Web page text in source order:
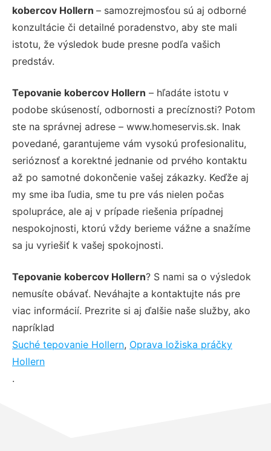
kobercov Hollern – samozrejmosťou sú aj odborné
konzultácie či detailné poradenstvo, aby ste mali
istotu, že výsledok bude presne podľa vašich
predstáv.
Tepovanie kobercov Hollern – hľadáte istotu v
podobe skúseností, odbornosti a precíznosti? Potom
ste na správnej adrese – www.homeservis.sk. Inak
povedané, garantujeme vám vysokú profesionalitu,
serióznosť a korektné jednanie od prvého kontaktu
až po samotné dokončenie vašej zákazky. Keďže aj
my sme iba ľudia, sme tu pre vás nielen počas
spolupráce, ale aj v prípade riešenia prípadnej
nespokojnosti, ktorú vždy berieme vážne a snažíme
sa ju vyriešiť k vašej spokojnosti.
Tepovanie kobercov Hollern? S nami sa o výsledok
nemusíte obávať. Neváhajte a kontaktujte nás pre
viac informácií. Prezrite si aj ďalšie naše služby, ako
napríklad
Suché tepovanie Hollern, Oprava ložiska práčky
Hollern
.